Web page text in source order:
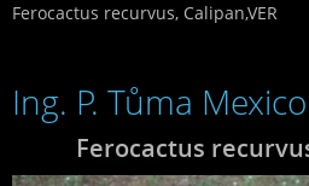
Ferocactus recurvus, Calipan,VER
Ing. P. Tůma
Ferocactus